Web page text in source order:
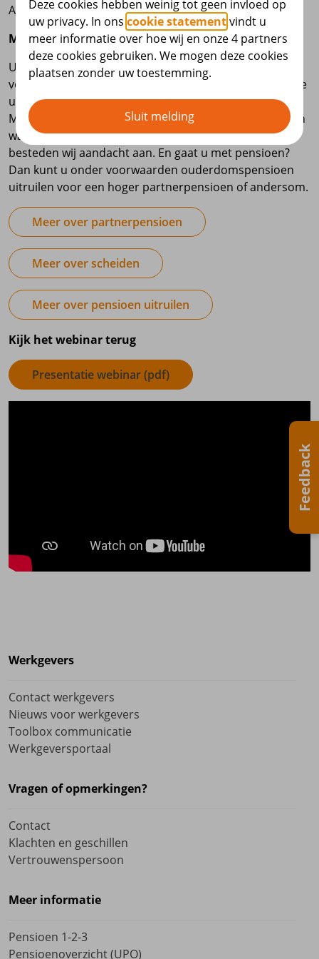
Alle deelnemers.
Meer over dit onderwerp
Uw partner kan recht hebben op partnerpensioen. Dit
verschilt per pensioenregeling. In dit webinar leggen we
uit wat er bij uw overlijden is geregeld voor uw partner.
Maar ook als u uit elkaar gaat, is het belangrijk te weten
wat u moet regelen voor uw pensioen. Ook hier
besteden wij aandacht aan. En gaat u met pensioen?
Dan kunt u onder voorwaarden ouderdomspensioen
uitruilen voor een hoger partnerpensioen of andersom.
Meer over partnerpensioen
Meer over scheiden
Meer over pensioen uitruilen
Kijk het webinar terug
Presentatie webinar (pdf)
Werkgevers
Contact werkgevers
Nieuws voor werkgevers
Toolbox communicatie
Werkgeversportaal
Vragen of opmerkingen?
Contact
Klachten en geschillen
Vertrouwenspersoon
Meer informatie
Pensioen 1-2-3
Pensioenoverzicht (UPO)
Feedback
Deze cookies hebben weinig tot geen invloed op
uw privacy. In onscookie statementvindt u
meer informatie over hoe wij en onze 4 partners
deze cookies gebruiken. We mogen deze cookies
plaatsen zonder uw toestemming.
Sluit melding